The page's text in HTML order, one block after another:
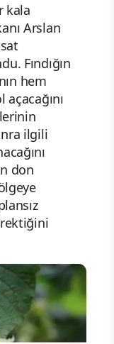
kala
Arslan
Fındığın
hem
ilgili
don